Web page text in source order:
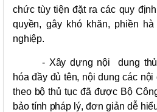
chức tùy tiện đặt ra các quy
quyền, gây khó khăn, phiền
nghiệp.
- Xây dựng nội dung
hóa đầy đủ tên, nội dung các
theo bộ thủ tục đã được Bộ
bảo tính pháp lý, đơn giản dễ